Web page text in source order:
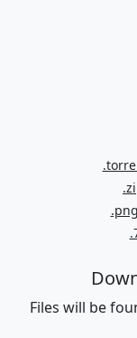
.png
Files will be